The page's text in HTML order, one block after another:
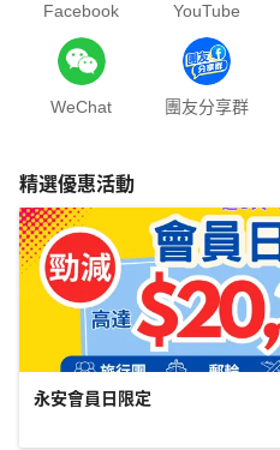
Facebook YouTube
WeChat 團友分享群
精選優惠活動
永安會員日限定